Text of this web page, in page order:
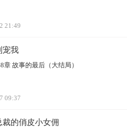
21:49
宠我
章 故事的最后（大结局）
09:37
的俏皮小女佣